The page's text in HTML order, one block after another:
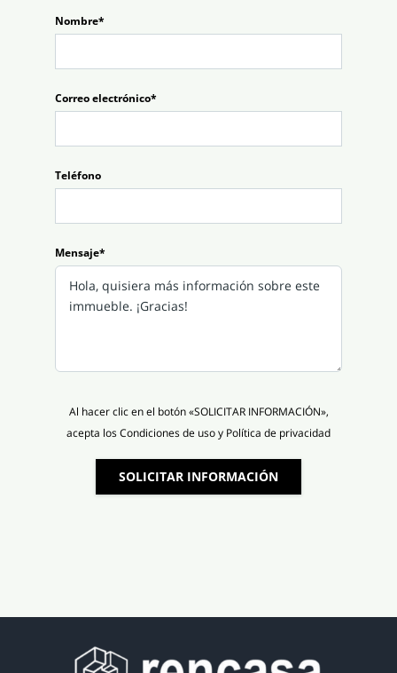
Nombre*
Correo electrónico*
Teléfono
Mensaje*
Al hacer clic en el botón «SOLICITAR INFORMACIÓN»,
acepta los Condiciones de uso y Política de privacidad
SOLICITAR INFORMACIÓN